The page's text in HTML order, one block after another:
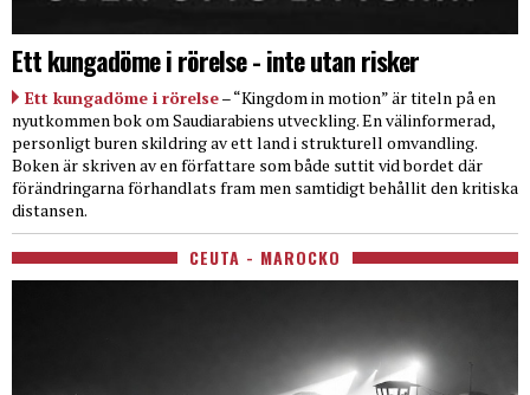
Ett kungadöme i rörelse - inte utan risker
Ett kungadöme i rörelse– “Kingdom in motion” är titeln på en
nyutkommen bok om Saudiarabiens utveckling. En välinformerad,
personligt buren skildring av ett land i strukturell omvandling.
Boken är skriven av en författare som både suttit vid bordet där
förändringarna förhandlats fram men samtidigt behållit den kritiska
distansen.
CEUTA - MAROCKO